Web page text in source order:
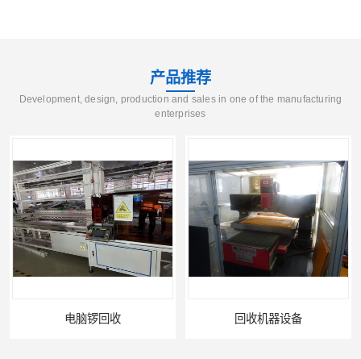
产品推荐
Development, design, production and sales in one of the manufacturing
enterprises
回收机器设备 配件设备回收